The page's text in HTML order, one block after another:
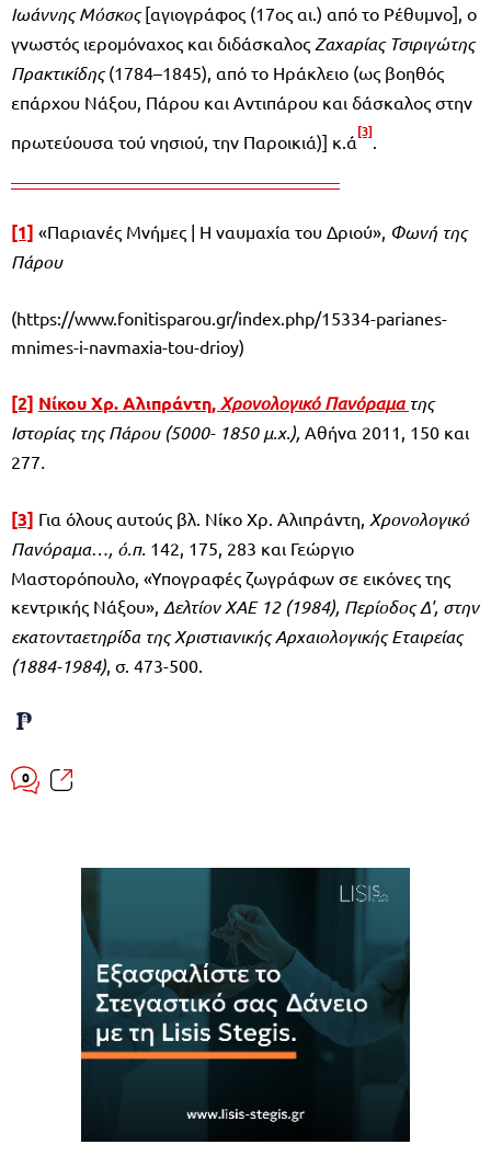
Ιωάννης Μόσκος[αγιογράφος (17oς αι.) από το Ρέθυμνο], ο
γνωστός ιερομόναχος και διδάσκαλος Ζαχαρίας Τσιριγώτης
Πρακτικίδης(1784–1845), από το Ηράκλειο (ως βοηθός
επάρχου Νάξου, Πάρου και Αντιπάρου και δάσκαλος στην
πρωτεύουσα τού νησιού, την Παροικιά)] κ.ά[3]
[1] «Παριανές Μνήμες | Η ναυμαχία του Δριού», Φωνή της
Πάρου
(https://www.fonitisparou.gr/index.php/15334-parianes-
mnimes-i-navmaxia-tou-drioy)
[2] Νίκου Χρ. Αλιπράντη,Χρονολογικό Πανόραμα της
Ιστορίας της Πάρου(5000- 1850 μ.χ.), Αθήνα 2011, 150 και
277.
[3] Για όλους αυτούς βλ. Νίκο Χρ. Αλιπράντη, Χρονολογικό
Πανόραμα…, ό.π. 142, 175, 283 και Γεώργιο
Μαστορόπουλο, «Υπογραφές ζωγράφων σε εικόνες της
κεντρικής Νάξου», Δελτίον XAE 12 (1984), Περίοδος Δ', στην
εκατονταετηρίδα της Χριστιανικής Αρχαιολογικής Εταιρείας
(1884-1984), σ. 473-500.
0